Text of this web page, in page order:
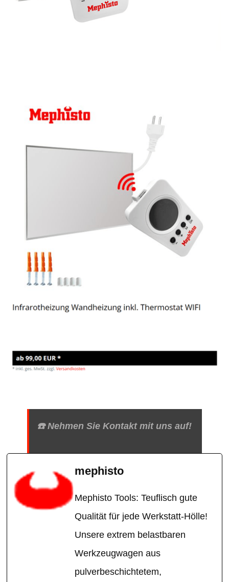
☎️ Nehmen Sie Kontakt mit uns auf!
mephisto
Mephisto Tools: Teuflisch gute
Qualität für jede Werkstatt-Hölle!
Unsere extrem belastbaren
Werkzeugwagen aus
pulverbeschichtetem,